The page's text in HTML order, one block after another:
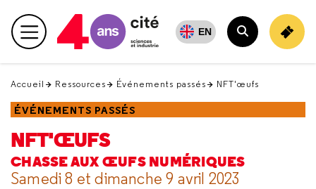
en
haut Menu principal EN
Rechercher
Accueil Ressources Événements passés NFT'œufs
ÉVÉNEMENTS PASSÉS
NFT'ŒUFS
CHASSE AUX ŒUFS NUMÉRIQUES
Samedi 8 et dimanche 9 avril 2023